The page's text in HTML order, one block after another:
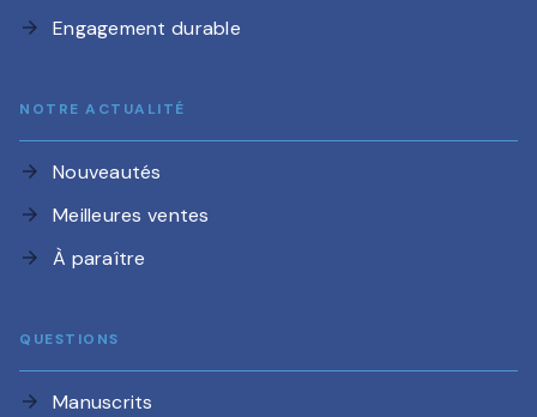
arrow_forward Engagement durable
NOTRE ACTUALITÉ
arrow_forward Nouveautés
arrow_forward Meilleures ventes
arrow_forward À paraître
QUESTIONS
arrow_forward Manuscrits